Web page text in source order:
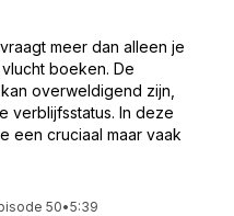
meer dan alleen je
boeken. De
overweldigend zijn,
verblijfsstatus. In deze
een cruciaal maar vaak
50•5:39